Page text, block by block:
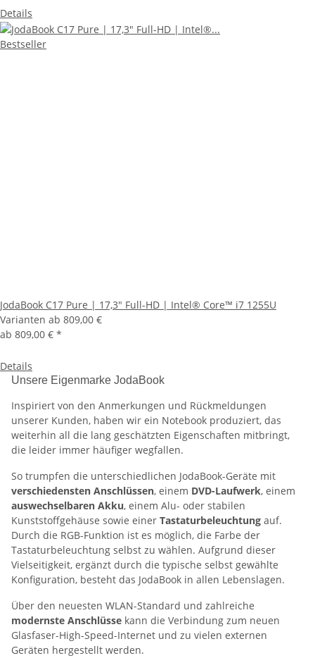
Details
Bestseller
JodaBook C17 Pure | 17,3" Full-HD | Intel® Core™ i7 1255U
Varianten ab 809,00 €
ab 809,00 € *
Details
Unsere Eigenmarke JodaBook
Inspiriert von den Anmerkungen und Rückmeldungen
unserer Kunden, haben wir ein Notebook produziert, das
weiterhin all die lang geschätzten Eigenschaften mitbringt,
die leider immer häufiger wegfallen.
So trumpfen die unterschiedlichen JodaBook-Geräte mit
verschiedensten Anschlüssen, einem DVD-Laufwerk, einem
auswechselbaren Akku, einem Alu- oder stabilen
Kunststoffgehäuse sowie einer Tastaturbeleuchtung auf.
Durch die RGB-Funktion ist es möglich, die Farbe der
Tastaturbeleuchtung selbst zu wählen. Aufgrund dieser
Vielseitigkeit, ergänzt durch die typische selbst gewählte
Konfiguration, besteht das JodaBook in allen Lebenslagen.
Über den neuesten WLAN-Standard und zahlreiche
modernste Anschlüsse kann die Verbindung zum neuen
Glasfaser-High-Speed-Internet und zu vielen externen
Geräten hergestellt werden.